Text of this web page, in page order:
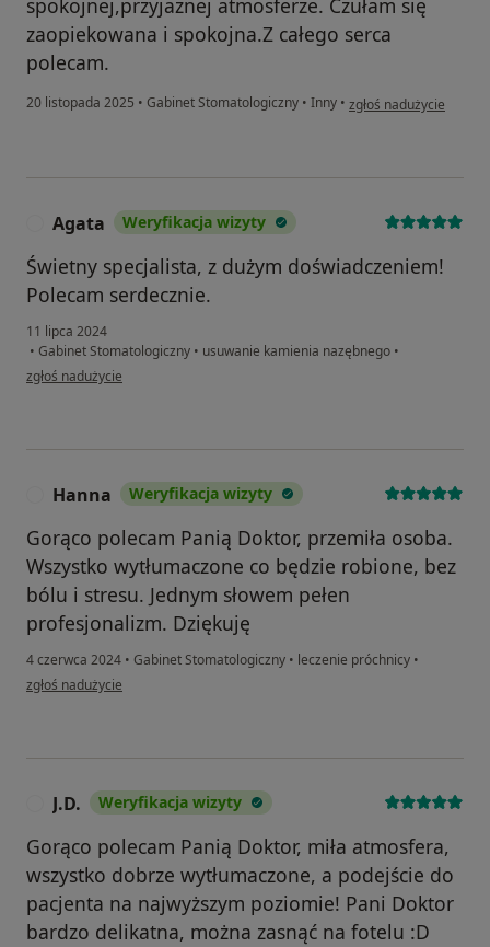
spokojnej,przyjaznej atmosferze. Czułam się
zaopiekowana i spokojna.Z całego serca
polecam.
20 listopada 2025 • Gabinet Stomatologiczny • Inny • w opinii użytkownika JS
zgłoś nadużycie
Agata Weryfikacja wizyty
Świetny specjalista, z dużym doświadczeniem!
Polecam serdecznie.
11 lipca 2024
• Gabinet Stomatologiczny • usuwanie kamienia nazębnego •
w opinii użytkownika Agata
zgłoś nadużycie
Hanna Weryfikacja wizyty
Gorąco polecam Panią Doktor, przemiła osoba.
Wszystko wytłumaczone co będzie robione, bez
bólu i stresu. Jednym słowem pełen
profesjonalizm. Dziękuję
4 czerwca 2024 • Gabinet Stomatologiczny • leczenie próchnicy •
w opinii użytkownika Hanna
zgłoś nadużycie
J.D. Weryfikacja wizyty
Gorąco polecam Panią Doktor, miła atmosfera,
wszystko dobrze wytłumaczone, a podejście do
pacjenta na najwyższym poziomie! Pani Doktor
bardzo delikatna, można zasnąć na fotelu :D